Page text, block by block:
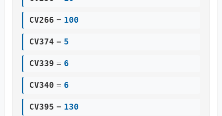
CV266 = 100
CV374 = 5
CV339 = 6
CV340 = 6
CV395 = 130